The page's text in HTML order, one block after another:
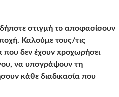
στιγμή το αποφασίσουν
Καλούμε τους/τις
που δεν έχουν προχωρήσει
να υπογράψουν τη
κάθε διαδικασία που